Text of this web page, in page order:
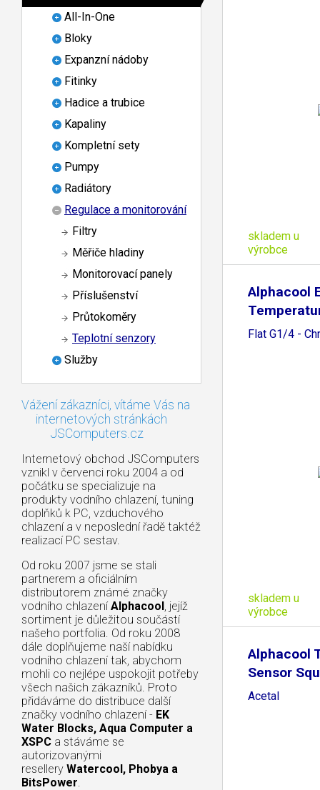
All-In-One
Bloky
Expanzní nádoby
Fitinky
Hadice a trubice
Kapaliny
Kompletní sety
Pumpy
Radiátory
Regulace a monitorování
Filtry
Měřiče hladiny
Monitorovací panely
Příslušenství
Průtokoměry
Teplotní senzory
Služby
Vážení zákazníci, vítáme Vás na
internetových stránkách
JSComputers.cz
Internetový obchod JSComputers
vznikl v červenci roku 2004 a od
počátku se specializuje na
produkty vodního chlazení, tuning
doplňků k PC, vzduchového
chlazení a v neposlední řadě taktéž
realizací PC sestav.
Od roku 2007 jsme se stali
partnerem a oficiálním
distributorem známé značky
vodního chlazení Alphacool, jejíž
sortiment je důležitou součástí
našeho portfolia. Od roku 2008
dále doplňujeme naší nabídku
vodního chlazení tak, abychom
mohli co nejlépe uspokojit potřeby
všech našich zákazníků. Proto
přidáváme do distribuce další
značky vodního chlazení - EK
Water Blocks, Aqua Computer a
XSPC a stáváme se
autorizovanými
resellery Watercool, Phobya a
BitsPower.
skladem u
výrobce
Alphacool
Flat G1/4 -
skladem u
výrobce
Alphacool
Sensor
Acetal